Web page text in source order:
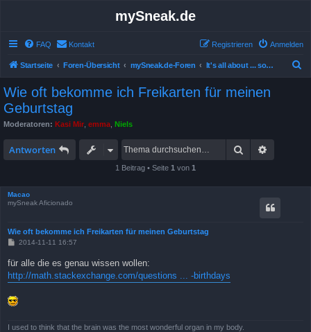
mySneak.de
FAQ Kontakt Anmelden
Registrieren
Startseite Foren-Übersicht mySneak.de-Foren It's all about ... something!
Wie oft bekomme ich Freikarten für meinen
Geburtstag
Moderatoren: Kasi Mir emma Niels
Antworten Suche
1 Beitrag • Seite 1 von 1
Macao
mySneak Aficionado
Wie oft bekomme ich Freikarten für meinen Geburtstag
B
t
r
a
2014-11-11 16:57
für alle die es genau wissen wollen:
http://math.stackexchange.com/questions ... -birthdays
I used to think that the brain was the most wonderful organ in my body.